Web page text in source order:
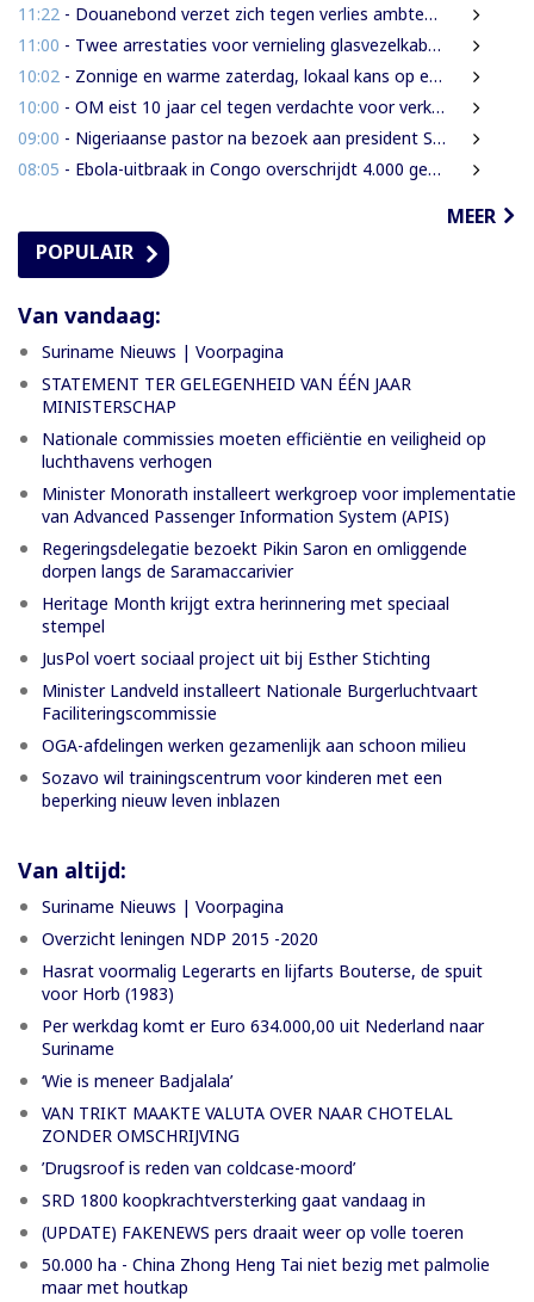
11:22 - Douanebond verzet zich tegen verlies ambtenarenstatus bij wijziging Wet Belastingdienst
11:00 - Twee arrestaties voor vernieling glasvezelkabels Telesur; maskers en kabelknipper gevonden
10:02 - Zonnige en warme zaterdag, lokaal kans op een bui
10:00 - OM eist 10 jaar cel tegen verdachte voor verkrachting, vrijheidsberoving en mishandeling
09:00 - Nigeriaanse pastor na bezoek aan president Simons: ‘Toename van rijkdom in Suriname’
08:05 - Ebola-uitbraak in Congo overschrijdt 4.000 gevallen
MEER
POPULAIR
Van vandaag:
Suriname Nieuws | Voorpagina
STATEMENT TER GELEGENHEID VAN ÉÉN JAAR
MINISTERSCHAP
Nationale commissies moeten efficiëntie en veiligheid op
luchthavens verhogen
Minister Monorath installeert werkgroep voor implementatie
van Advanced Passenger Information System (APIS)
Regeringsdelegatie bezoekt Pikin Saron en omliggende
dorpen langs de Saramaccarivier
Heritage Month krijgt extra herinnering met speciaal
stempel
JusPol voert sociaal project uit bij Esther Stichting
Minister Landveld installeert Nationale Burgerluchtvaart
Faciliteringscommissie
OGA-afdelingen werken gezamenlijk aan schoon milieu
Sozavo wil trainingscentrum voor kinderen met een
beperking nieuw leven inblazen
Van altijd:
Suriname Nieuws | Voorpagina
Overzicht leningen NDP 2015 -2020
Hasrat voormalig Legerarts en lijfarts Bouterse, de spuit
voor Horb (1983)
Per werkdag komt er Euro 634.000,00 uit Nederland naar
Suriname
‘Wie is meneer Badjalala’
VAN TRIKT MAAKTE VALUTA OVER NAAR CHOTELAL
ZONDER OMSCHRIJVING
’Drugsroof is reden van coldcase-moord’
SRD 1800 koopkrachtversterking gaat vandaag in
(UPDATE) FAKENEWS pers draait weer op volle toeren
50.000 ha - China Zhong Heng Tai niet bezig met palmolie
maar met houtkap